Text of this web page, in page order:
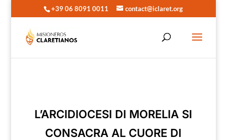
+39 06 8091 0011 contact@iclaret.org
L’ARCIDIOCESI DI MORELIA SI
CONSACRA AL CUORE DI